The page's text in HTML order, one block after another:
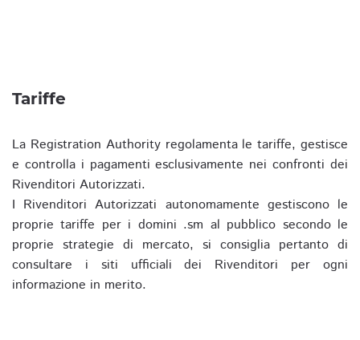
Tariffe
La Registration Authority regolamenta le tariffe, gestisce
e controlla i pagamenti esclusivamente nei confronti dei
Rivenditori Autorizzati.
I Rivenditori Autorizzati autonomamente gestiscono le
proprie tariffe per i domini .sm al pubblico secondo le
proprie strategie di mercato, si consiglia pertanto di
consultare i siti ufficiali dei Rivenditori per ogni
informazione in merito.